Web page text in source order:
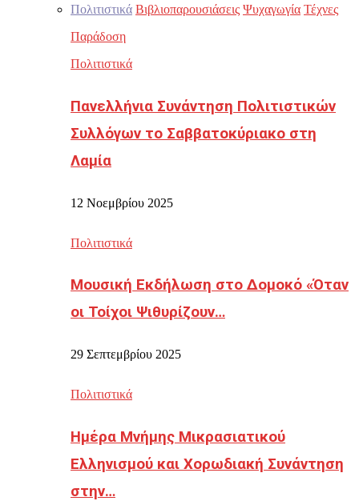
Πολιτιστικά Βιβλιοπαρουσιάσεις Ψυχαγωγία Τέχνες
Παράδοση
Πολιτιστικά
Πανελλήνια Συνάντηση Πολιτιστικών
Συλλόγων το Σαββατοκύριακο στη
Λαμία
12 Νοεμβρίου 2025
Πολιτιστικά
Μουσική Εκδήλωση στο Δομοκό «Όταν
οι Τοίχοι Ψιθυρίζουν…
29 Σεπτεμβρίου 2025
Πολιτιστικά
Ημέρα Μνήμης Μικρασιατικού
Ελληνισμού και Χορωδιακή Συνάντηση
στην…